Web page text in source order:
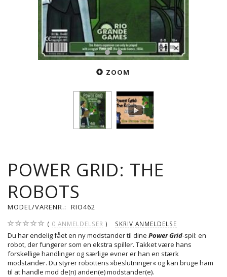
ZOOM
POWER GRID: THE
ROBOTS
MODEL/VARENR.: RIO462
0 ANMELDELSER SKRIV ANMELDELSE
Du har endelig fået en ny modstander til dine Power Grid-spil: en
robot, der fungerer som en ekstra spiller. Takket være hans
forskellige handlinger og særlige evner er han en stærk
modstander. Du styrer robottens »beslutninger« og kan bruge ham
til at handle mod de(n) anden(e) modstander(e).